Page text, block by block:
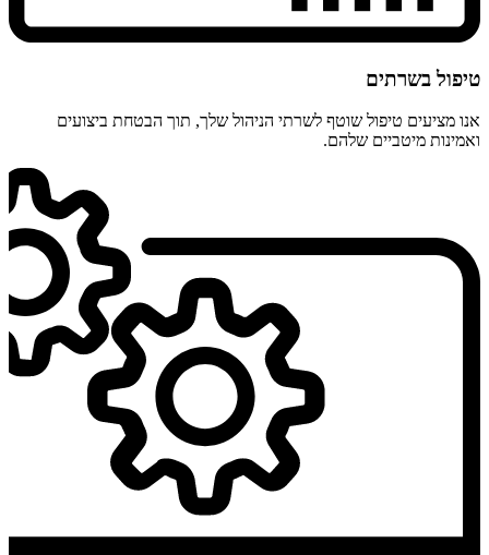
טיפול בשרתים
אנו מציעים טיפול שוטף לשרתי הניהול שלך, תוך הבטחת ביצועים
ואמינות מיטביים שלהם.